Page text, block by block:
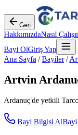
Geri
HakkımızdaNasıl Çalışır
Bayi OlGiriş Yap
Ana Sayfa /Bayiler/
Artvin
Ardanuç'de yetkili
Bayi Bilgisi Al